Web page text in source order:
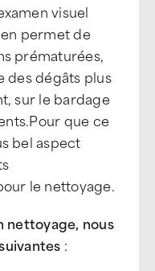
visuel
permet de
prématurées,
des dégâts plus
sur le bardage
que ce
bel aspect
le nettoyage.
nettoyage, nous
: